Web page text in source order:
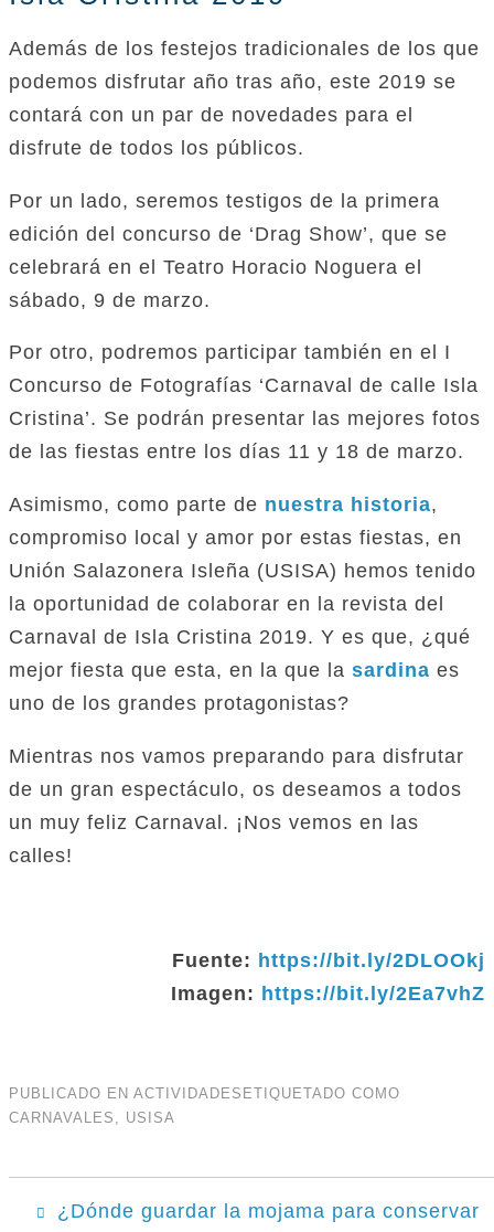
Además de los festejos tradicionales de los que
podemos disfrutar año tras año, este 2019 se
contará con un par de novedades para el
disfrute de todos los públicos.
Por un lado, seremos testigos de la primera
edición del concurso de ‘Drag Show’, que se
celebrará en el Teatro Horacio Noguera el
sábado, 9 de marzo.
Por otro, podremos participar también en el I
Concurso de Fotografías ‘Carnaval de calle Isla
Cristina’. Se podrán presentar las mejores fotos
de las fiestas entre los días 11 y 18 de marzo.
Asimismo, como parte de nuestra historia,
compromiso local y amor por estas fiestas, en
Unión Salazonera Isleña (USISA) hemos tenido
la oportunidad de colaborar en la revista del
Carnaval de Isla Cristina 2019. Y es que, ¿qué
mejor fiesta que esta, en la que la sardina es
uno de los grandes protagonistas?
Mientras nos vamos preparando para disfrutar
de un gran espectáculo, os deseamos a todos
un muy feliz Carnaval. ¡Nos vemos en las
calles!
Fuente: https://bit.ly/2DLOOkj
Imagen: https://bit.ly/2Ea7vhZ
PUBLICADO EN ACTIVIDADES ETIQUETADO COMO
CARNAVALES
USISA
Navegación
¿Dónde guardar la mojama para conservar